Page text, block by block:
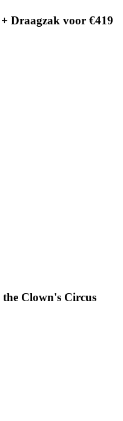
Draagzak voor €419
Clown's Circus